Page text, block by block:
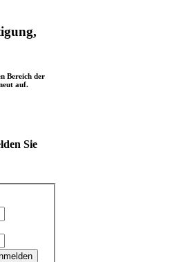
Bereich der
auf.
Sie